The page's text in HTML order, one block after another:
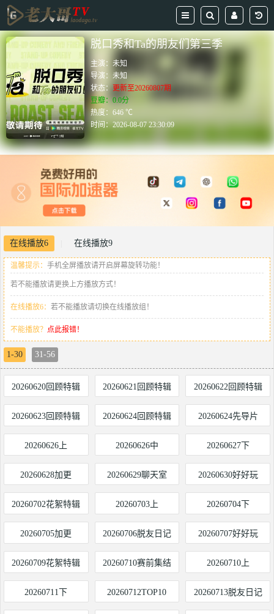
脱口秀和Ta的朋友们第三季
主演：未知
导演：未知
状态： 更新至20260807期
豆瓣：0.0分
热度：646 ℃
时间：2026-08-07 23:30:09
在线播放6 在线播放9
温馨提示： 手机全屏播放请开启屏幕旋转功能！
若不能播放请更换上方播放方式！
在线播放6： 若不能播放请切换在线播放组！
不能播放？ 点此报错！
1-30 31-56
20260620回顾特辑 20260621回顾特辑 20260622回顾特辑
20260623回顾特辑 20260624回顾特辑 20260624先导片
20260626上 20260626中 20260627下
​20260628加更 20260629聊天室 20260630好好玩
20260702花絮特辑 20260703上 20260704下
​20260705加更 20260706脱友日记 20260707好好玩
20260709花絮特辑 20260710赛前集结 20260710上
20260711下 20260712TOP10 20260713脱友日记